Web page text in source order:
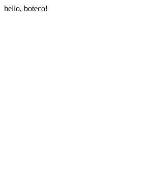
hello, boteco!